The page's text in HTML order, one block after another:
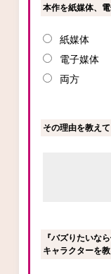
本作を紙媒体、
紙媒体
電子媒体
両方
その理由を教えて
『バズりたいな
キャラクターを教